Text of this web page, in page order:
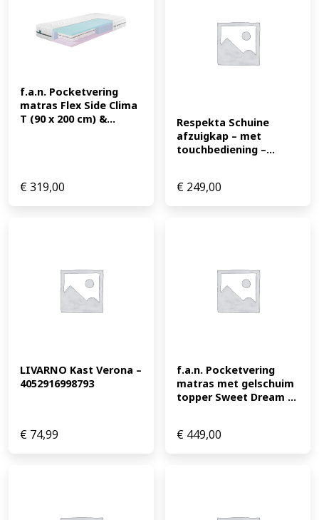
f.a.n. Pocketvering
matras Flex Side Clima
T (90 x 200 cm) &...
€319,00
Respekta Schuine
afzuigkap – met
touchbediening –...
€ 249,00
LIVARNO Kast Verona –
4052916998793
€ 74,99
f.a.n. Pocketvering
matras met gelschuim
topper Sweet Dream ...
€ 449,00